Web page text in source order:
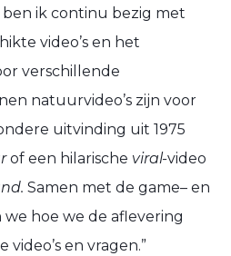
ik continu bezig met
video’s en het
verschillende
natuurvideo’s zijn voor
uitvinding uit 1975
of een hilarische viral-video
Samen met de game– en
we hoe we de aflevering
video’s en vragen.”